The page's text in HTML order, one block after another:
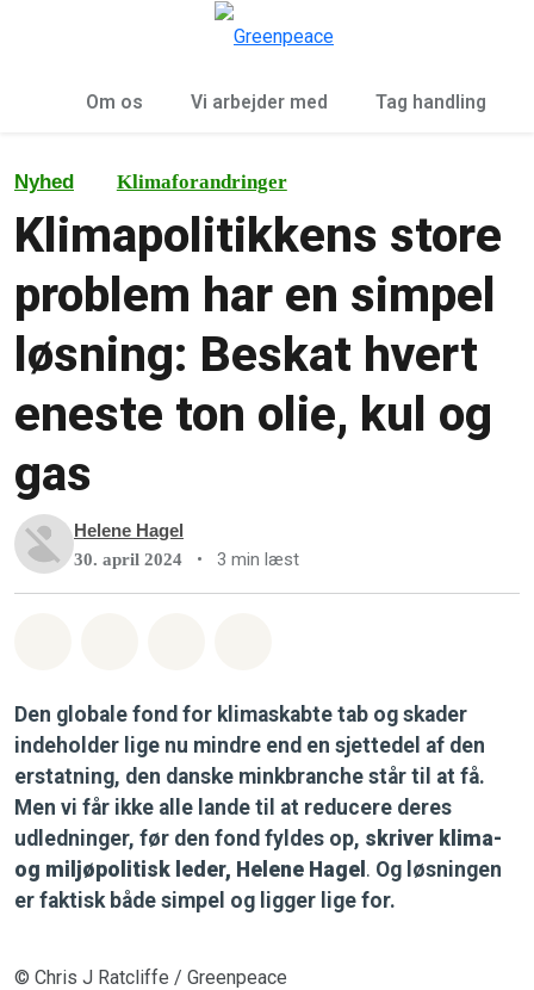
Om os Vi arbejder med Tag handling
Nyhed Klimaforandringer
Klimapolitikkens store
problem har en simpel
løsning: Beskat hvert
eneste ton olie, kul og
gas
Helene Hagel
30. april 2024 • 3 min læst
Den globale fond for klimaskabte tab og skader
indeholder lige nu mindre end en sjettedel af den
erstatning, den danske minkbranche står til at få.
Men vi får ikke alle lande til at reducere deres
udledninger, før den fond fyldes op, skriver klima-
og miljøpolitisk leder, Helene Hagel . Og løsningen
er faktisk både simpel og ligger lige for.
© Chris J Ratcliffe / Greenpeace